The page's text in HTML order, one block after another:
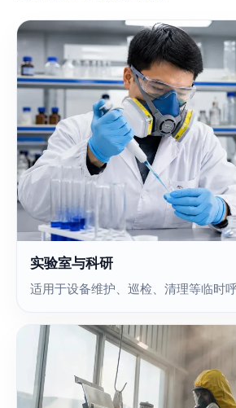
实验室与科研
适用于设备维护、巡检、清理等临时